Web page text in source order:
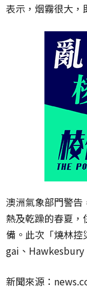
表示，烟霧很大，
澳洲氣象部門警告
熱及乾躁的春夏，
備。此次「燒林
gai、Hawkesbury
新聞來源：